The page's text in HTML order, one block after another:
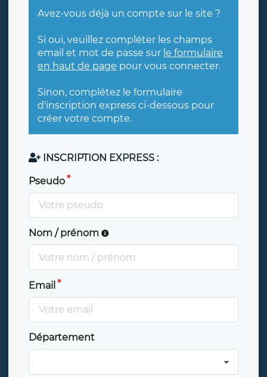
Avez-vous déjà un compte sur le site ?
Si oui, veuillez compléter les champs
email et mot de passe sur le formulaire
en haut de page pour vous connecter.
Sinon, complétez le formulaire
d'inscription express ci-dessous pour
créer votre compte.
INSCRIPTION EXPRESS :
Pseudo
Nom / prénom
Email
Département